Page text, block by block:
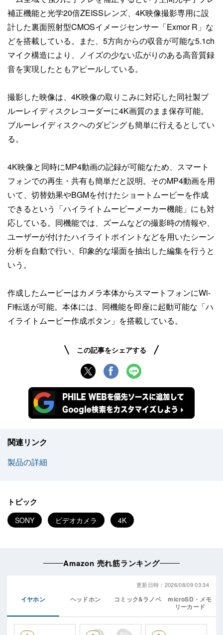
補正機能と光学20倍ZEISSレンズ、4K映像撮影専用に設
計した裏面照射型CMOSイメージセンサー「Exmor R」な
どを搭載している。また、5方向からの収音が可能な5.1ch
マイク構造により、ノイズの少ない広がりのある高音質録
音を実現したともアピールしている。
撮影した映像は、4K映像の取りこみに対応した同社製ブ
ルーレイディスクレコーダーに4K画質のまま保存可能。
ブルーレイディスクへのダビングも簡単に行えるとしてい
る。
4K映像と同時にMP4動画の記録が可能なため、スマート
フォンでの再生・共有も簡単だと説明。そのMP4動画を用
いて、切替効果やBGMを付けたショートムービーを作成
できるという「ハイライトムービーメーカー機能」にも対
応している。同機能では、ズームなどの撮影時の情報や、
ユーザーが付けたハイライトポイントなどを用いたシーン
分析を自動で行い、印象的な場面を抽出した編集を行うと
いう。
作成したムービーはカメラ本体からスマートフォンにWi-
Fi転送が可能。本体には、同機能を即座に起動可能な「ハ
イライトムービー作成ボタン」を搭載している。
この記事をシェアする
関連リンク
製品の詳細
トピック
SONY ビデオカメラ 4K